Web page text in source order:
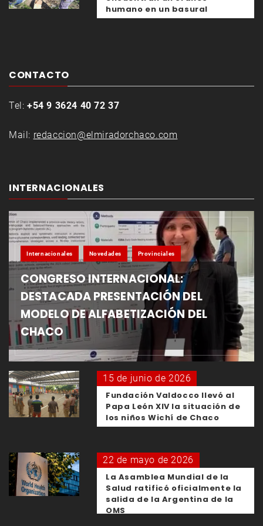
humano en un basural
CONTACTO
Tel: +54 9 3624 40 72 37
Mail: redaccion@elmiradorchaco.com
INTERNACIONALES
Internacionales Novedades Provinciales
CONGRESO INTERNACIONAL:
DESTACADA PRESENTACIÓN DEL
MODELO DE ALFABETIZACIÓN DEL
CHACO
15 de junio de 2026
Fundación Valdocco llevó al
Papa León XIV la situación de
los niños Wichí de Chaco
22 de mayo de 2026
La Asamblea Mundial de la
Salud ratificó oficialmente la
salida de la Argentina de la
OMS